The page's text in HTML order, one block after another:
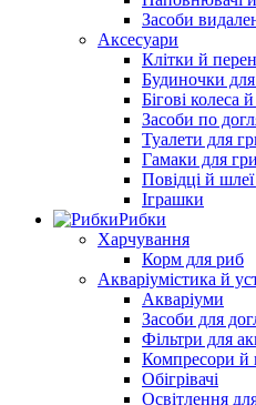
Засоби
Аксесуари
Клітки й
Будиночки для
Бігові колеса й
Засоби по
Туалети для
Гамаки для
Повідці й
Іграшки
Рибки
Харчування
Корм для риб
Акваріумістика й
Акваріуми
Засоби для
Фільтри для
Компресори й
Обігрівачі
Освітлення